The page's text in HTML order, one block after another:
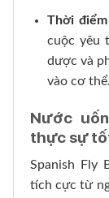
Thời
cuộc yêu
dược và
vào cơ thể.
Nước
thực sự
Spanish Fly
tích cực từ